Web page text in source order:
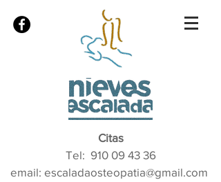
Citas
Tel: 910 09 43 36
email: escaladaosteopatia@gmail.com